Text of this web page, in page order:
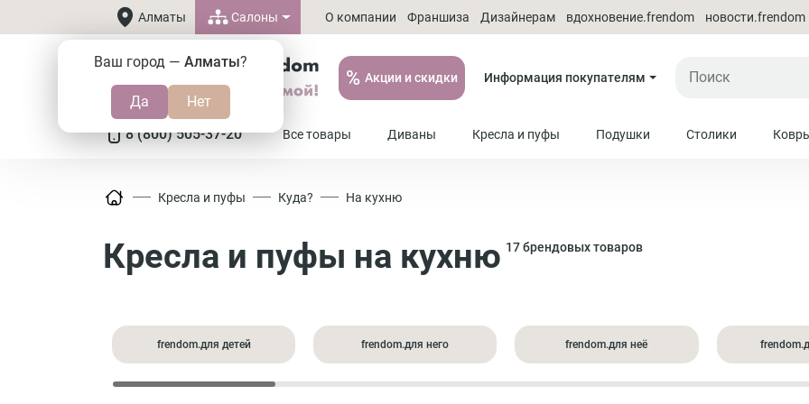
Алматы
Ваш город — Алматы?
Салоны О компании Франшиза Дизайнерам вдохновение.frendom новости.frendom
% Акции и скидки Информация покупателям
8 (800) 505-37-20 Все товары Диваны Кресла и пуфы Подушки Столики
Кресла и пуфы Куда? На кухню
Кресла и пуфы на кухню 17 брендовых товаров
frendom.для детей frendom.для него frendom.для неё